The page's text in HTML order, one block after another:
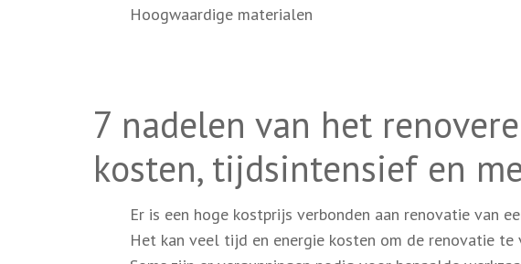
Hoogwaardige materialen
7 nadelen van het
kosten, tijdsintensief en
Er is een hoge kostprijs verbonden aan renovatie van
Het kan veel tijd en energie kosten om de renovatie te